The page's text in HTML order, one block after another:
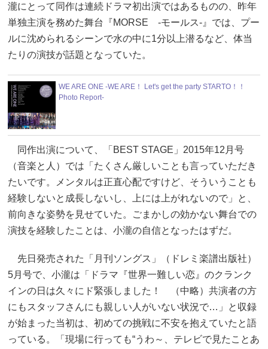
瀧にとって同作は連続ドラマ初出演ではあるものの、昨年
単独主演を務めた舞台『MORSE -モールス-』では、プー
ルに沈められるシーンで水の中に1分以上潜るなど、体当
たりの演技が話題となっていた。
WE ARE ONE -WE ARE！ Let's get the party STARTO！！
Photo Report-
同作出演について、「BEST STAGE」2015年12月号
（音楽と人）では「たくさん厳しいことも言っていただき
たいです。メンタルは正直心配ですけど、そういうことも
経験しないと成長しないし、上には上がれないので」と、
前向きな姿勢を見せていた。ごまかしの効かない舞台での
演技を経験したことは、小瀧の自信となったはずだ。
先日発売された「月刊ソングス」（ドレミ楽譜出版社）
5月号で、小瀧は「ドラマ『世界一難しい恋』のクランク
インの日は久々にド緊張しました！ （中略）共演者の方
にもスタッフさんにも親しい人がいない状況で…」と収録
が始まった当初は、初めての挑戦に不安を抱えていたと語
っている。「現場に行っても“うわ～、テレビで見たことあ